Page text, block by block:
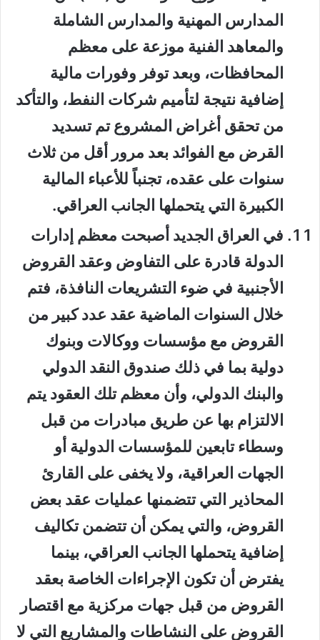
المدارس المهنية والمدارس الشاملة
والمعاهد الفنية موزعة على معظم
المحافظات، وبعد توفر وفورات مالية
إضافية نتيجة لتأميم شركات النفط، والتأكد
من تحقق أغراض المشروع تم تسديد
القرض مع الفوائد بعد مرور أقل من ثلاث
سنوات على عقده، تجنباً للأعباء المالية
الكبيرة التي يتحملها الجانب العراقي.
في العراق الجديد أصبحت معظم إدارات
الدولة قادرة على التفاوض وعقد القروض
الأجنبية في ضوء التشريعات النافذة، فتم
خلال السنوات الماضية عقد عدد كبير من
القروض مع مؤسسات ووكالات وبنوك
دولية بما في ذلك صندوق النقد الدولي
والبنك الدولي، وأن معظم تلك العقود يتم
الالتزام بها عن طريق مبادرات من قبل
وسطاء تابعين للمؤسسات الدولية أو
الجهات العراقية، ولا يخفى على القارئ
المحاذير التي تتضمنها عمليات عقد بعض
القروض، والتي يمكن أن تتضمن تكاليف
إضافية يتحملها الجانب العراقي، بينما
يفترض أن تكون الإجراءات الخاصة بعقد
القروض من قبل جهات مركزية مع اقتصار
القروض على النشاطات والمشاريع التي لا